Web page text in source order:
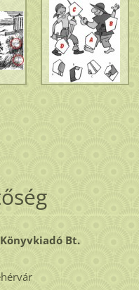
Könyvkiadó Bt.